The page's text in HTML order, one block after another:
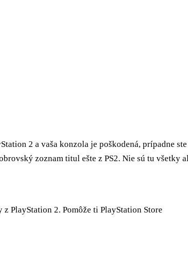
2 a vaša konzola je poškodená, prípadne
zoznam titul ešte z PS2. Nie sú tu
PlayStation 2. Pomôže ti PlayStation Store